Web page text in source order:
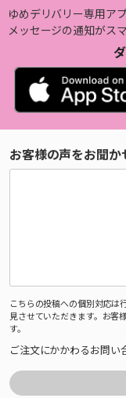
ゆめデリバリー専用アプ
メッセージの通知がス
お客様の声をお聞か
こちらの投稿への個別対応は
見させていただきます。お客
す。
ご注文にかかわるお問い